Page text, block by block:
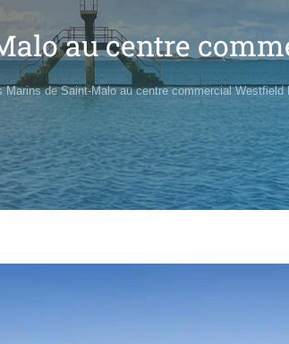
au centre
Marins de Saint-Malo au centre commercial Westfield